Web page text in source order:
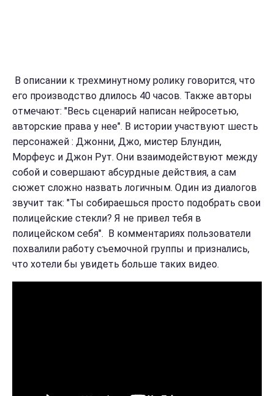
В описании к трехминутному ролику говорится, что
его производство длилось 40 часов. Также авторы
отмечают: "Весь сценарий написан нейросетью,
авторские права у нее". В истории участвуют шесть
персонажей : Джонни, Джо, мистер Блундин,
Морфеус и Джон Рут. Они взаимодействуют между
собой и совершают абсурдные действия, а сам
сюжет сложно назвать логичным. Один из диалогов
звучит так: "Ты собираешься просто подобрать свои
полицейские стекли? Я не привел тебя в
полицейском себя". В комментариях пользователи
похвалили работу съемочной группы и признались,
что хотели бы увидеть больше таких видео.